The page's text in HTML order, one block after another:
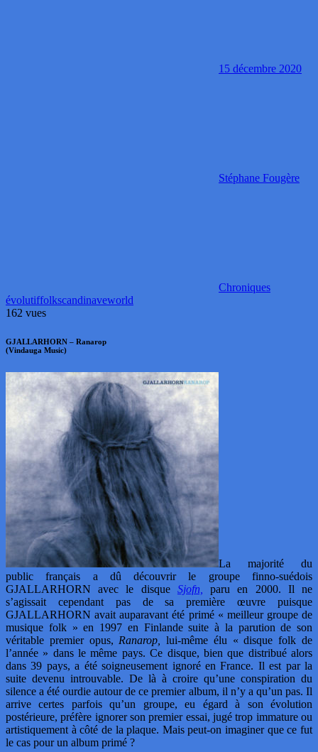
15 décembre 2020
Stéphane Fougère
Chroniques
évolutiffolkscandinaveworld
162 vues
GJALLARHORN – Ranarop
(Vindauga Music)
La majorité du
public français a dû découvrir le groupe finno-suédois
GJALLARHORN avec le disque Sjofn,
paru en 2000. Il ne
s’agissait cependant pas de sa première œuvre puisque
GJALLARHORN avait auparavant été primé « meilleur groupe de
musique folk » en 1997 en Finlande suite à la parution de son
véritable premier opus, Ranarop,
lui-même élu « disque folk de
l’année » dans le même pays. Ce disque, bien que distribué alors
dans 39 pays, a été soigneusement ignoré en France. Il est par la
suite devenu introuvable. De là à croire qu’une conspiration du
silence a été ourdie autour de ce premier album, il n’y a qu’un pas. Il
arrive certes parfois qu’un groupe, eu égard à son évolution
postérieure, préfère ignorer son premier essai, jugé trop immature ou
artistiquement à côté de la plaque. Mais peut-on imaginer que ce fut
le cas pour un album primé ?